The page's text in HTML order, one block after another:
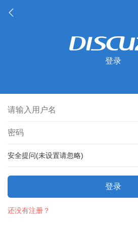
登录
安全提问(未设置请忽略)
登录
还没有注册？